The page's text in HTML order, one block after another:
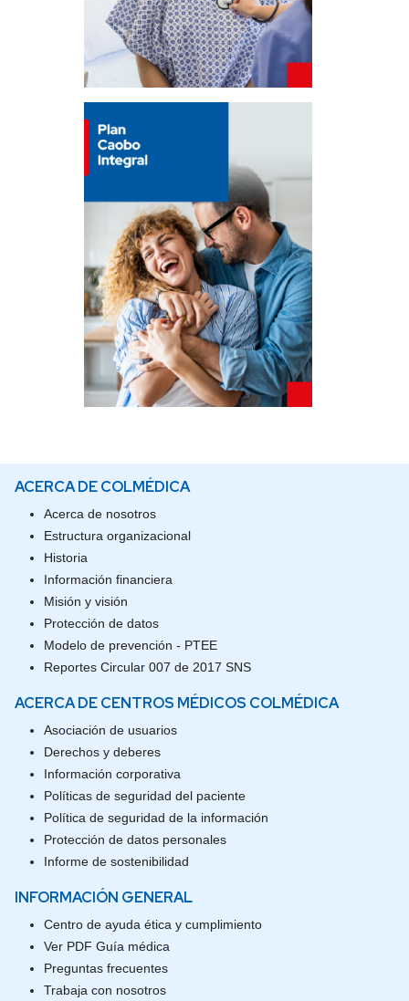
ACERCA DE COLMÉDICA
Acerca de nosotros
Estructura organizacional
Historia
Información financiera
Misión y visión
Protección de datos
Modelo de prevención - PTEE
Reportes Circular 007 de 2017 SNS
ACERCA DE CENTROS MÉDICOS COLMÉDICA
Asociación de usuarios
Derechos y deberes
Información corporativa
Políticas de seguridad del paciente
Política de seguridad de la información
Protección de datos personales
Informe de sostenibilidad
INFORMACIÓN GENERAL
Centro de ayuda ética y cumplimiento
Ver PDF Guía médica
Preguntas frecuentes
Trabaja con nosotros